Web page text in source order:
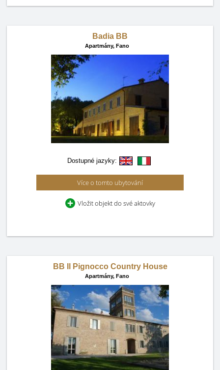
Badia BB
Apartmány, Fano
Dostupné jazyky:
Více o tomto ubytování
Vložit objekt do své aktovky
BB Il Pignocco Country House
Apartmány, Fano